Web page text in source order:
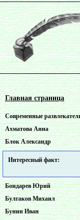
Главная страница
Cовременные
Ахматова Анна
Блок Александр
Интересный факт:
Бондарев Юрий
Булгаков Михаил
Бунин Иван